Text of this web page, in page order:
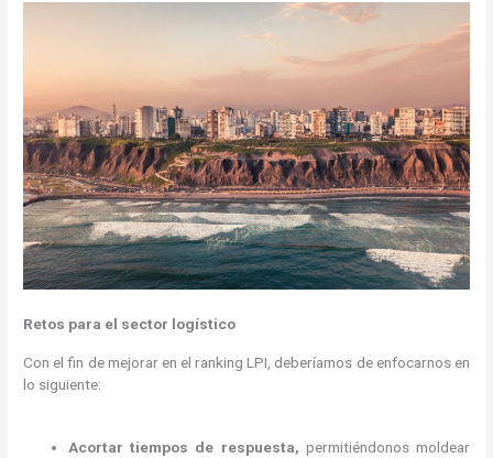
Retos para el sector logístico
Con el fin de mejorar en el ranking LPI, deberíamos de enfocarnos en
lo siguiente:
Acortar tiempos de respuesta, permitiéndonos moldear